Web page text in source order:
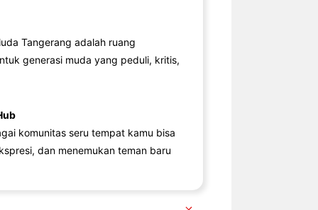
Tangerang adalah ruang
generasi muda yang peduli, kritis,
komunitas seru tempat kamu bisa
dan menemukan teman baru